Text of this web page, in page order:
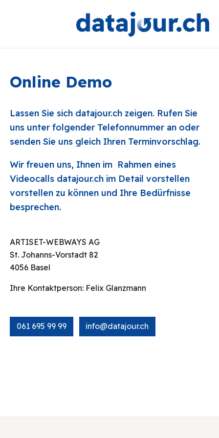
Online Demo
Lassen Sie sich datajour.ch zeigen. Rufen Sie
uns unter folgender Telefonnummer an oder
senden Sie uns gleich Ihren Terminvorschlag.
Wir freuen uns, Ihnen im Rahmen eines
Videocalls datajour.ch im Detail vorstellen
vorstellen zu können und Ihre Bedürfnisse
besprechen.
ARTISET-WEBWAYS AG
St. Johanns-Vorstadt 82
4056 Basel
Ihre Kontaktperson: Felix Glanzmann
061 695 99 99 info@datajour.ch